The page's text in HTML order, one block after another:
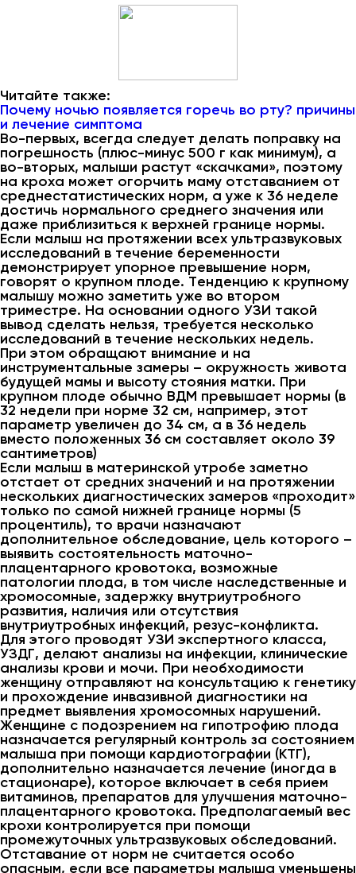
Читайте также:
Почему ночью появляется горечь во рту? причины
и лечение симптома
Во-первых, всегда следует делать поправку на
погрешность (плюс-минус 500 г как минимум), а
во-вторых, малыши растут «скачками», поэтому
на кроха может огорчить маму отставанием от
среднестатистических норм, а уже к 36 неделе
достичь нормального среднего значения или
даже приблизиться к верхней границе нормы.
Если малыш на протяжении всех ультразвуковых
исследований в течение беременности
демонстрирует упорное превышение норм,
говорят о крупном плоде. Тенденцию к крупному
малышу можно заметить уже во втором
триместре. На основании одного УЗИ такой
вывод сделать нельзя, требуется несколько
исследований в течение нескольких недель.
При этом обращают внимание и на
инструментальные замеры – окружность живота
будущей мамы и высоту стояния матки. При
крупном плоде обычно ВДМ превышает нормы (в
32 недели при норме 32 см, например, этот
параметр увеличен до 34 см, а в 36 недель
вместо положенных 36 см составляет около 39
сантиметров)
Если малыш в материнской утробе заметно
отстает от средних значений и на протяжении
нескольких диагностических замеров «проходит»
только по самой нижней границе нормы (5
процентиль), то врачи назначают
дополнительное обследование, цель которого –
выявить состоятельность маточно-
плацентарного кровотока, возможные
патологии плода, в том числе наследственные и
хромосомные, задержку внутриутробного
развития, наличия или отсутствия
внутриутробных инфекций, резус-конфликта.
Для этого проводят УЗИ экспертного класса,
УЗДГ, делают анализы на инфекции, клинические
анализы крови и мочи. При необходимости
женщину отправляют на консультацию к генетику
и прохождение инвазивной диагностики на
предмет выявления хромосомных нарушений.
Женщине с подозрением на гипотрофию плода
назначается регулярный контроль за состоянием
малыша при помощи кардиотографии (КТГ),
дополнительно назначается лечение (иногда в
стационаре), которое включает в себя прием
витаминов, препаратов для улучшения маточно-
плацентарного кровотока. Предполагаемый вес
крохи контролируется при помощи
промежуточных ультразвуковых обследований.
Отставание от норм не считается особо
опасным, если все параметры малыша уменьшены